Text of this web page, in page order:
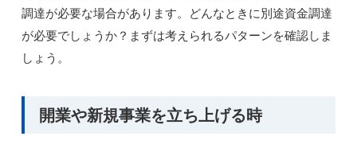
調達が必要な場合があります。どんなときに別途資金調達
が必要でしょうか？まずは考えられるパターンを確認しま
しょう。
開業や新規事業を立ち上げる時